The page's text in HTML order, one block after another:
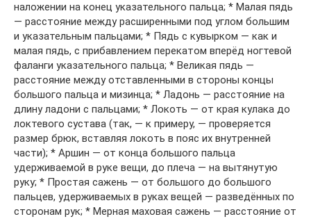
наложении на конец указательного пальца; * Малая пядь
— расстояние между расширенными под углом большим
и указательным пальцами; * Пядь с кувырком — как и
малая пядь, с прибавлением перекатом вперёд ногтевой
фаланги указательного пальца; * Великая пядь —
расстояние между отставленными в стороны концы
большого пальца и мизинца; * Ладонь — расстояние на
длину ладони с пальцами; * Локоть — от края кулака до
локтевого сустава (так, — к примеру, — проверяется
размер брюк, вставляя локоть в пояс их внутренней
части); * Аршин — от конца большого пальца
удерживаемой в руке вещи, до плеча — на вытянутую
руку; * Простая сажень — от большого до большого
пальцев, удерживаемых в руках вещей — разведённых по
сторонам рук; * Мерная маховая сажень — расстояние от